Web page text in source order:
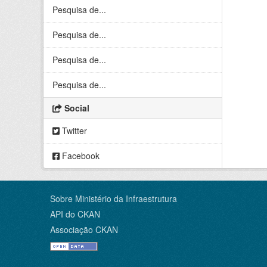
Pesquisa de...
Pesquisa de...
Pesquisa de...
Pesquisa de...
Social
Twitter
Facebook
Sobre Ministério da Infraestrutura
API do CKAN
Associação CKAN